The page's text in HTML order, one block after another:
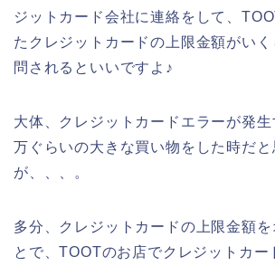
ジットカード会社に連絡をして、
たクレジットカードの上限金額がい
問されるといいですよ♪
大体、クレジットカードエラーが発
万ぐらいの大きな買い物をした時だと
が、、、。
多分、クレジットカードの上限金額を
とで、TOOTのお店でクレジットカー